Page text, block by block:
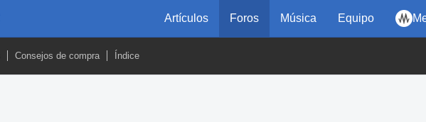
Artículos Foros Música Equipo
Consejos de compra Índice